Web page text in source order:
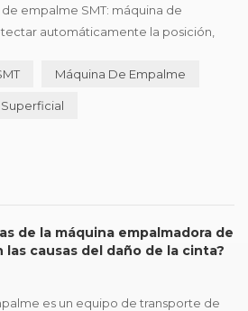
empalme SMT: máquina de
automáticamente la posición,
SMT es fácil de operar,
profesional para línea de
Máquina De Empalme
de la máquina empalmadora de
las causas del daño de la cinta?
es un equipo de transporte de